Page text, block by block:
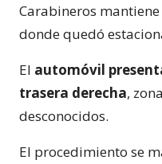
Carabineros
donde quedó
El automóvil
trasera derecha,
desconocidos.
El procedimiento se